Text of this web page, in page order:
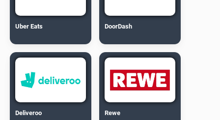
Uber Eats DoorDash
Deliveroo Rewe